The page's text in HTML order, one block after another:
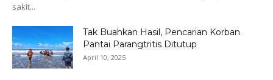
sakit...
Tak Buahkan Hasil, Pencarian Korban
Pantai Parangtritis Ditutup
April 10, 2025